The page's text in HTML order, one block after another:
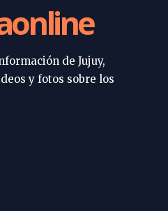
de Jujuy,
y fotos sobre los